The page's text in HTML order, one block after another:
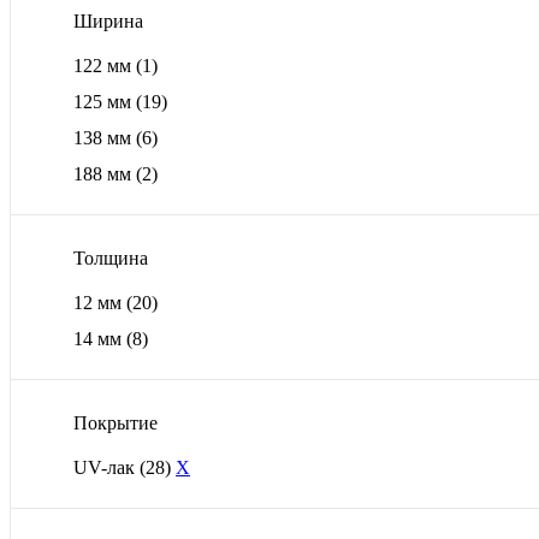
Ширина
122 мм (1)
125 мм (19)
138 мм (6)
188 мм (2)
Толщина
12 мм (20)
14 мм (8)
Покрытие
UV-лак (28) X